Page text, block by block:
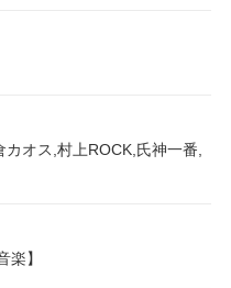
オス,村上ROCK,氏神一番,
楽】